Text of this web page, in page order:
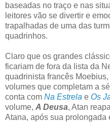
baseadas no traço e nas
leitores vão se divertir e
trapalhadas de uma das
quadrinhos.
Claro que os grandes
ficariam de fora da lista da
quadrinista francês
volumes que completam a
conta com Na Estrela e Os
volume, A Deusa, Atan
Atana, após sua prolongada